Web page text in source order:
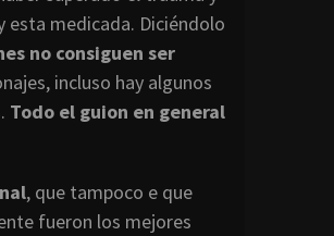
esta medicada. Diciéndolo
no consiguen ser
incluso hay algunos
Todo el guion en general
, que tampoco e que
fueron los mejores